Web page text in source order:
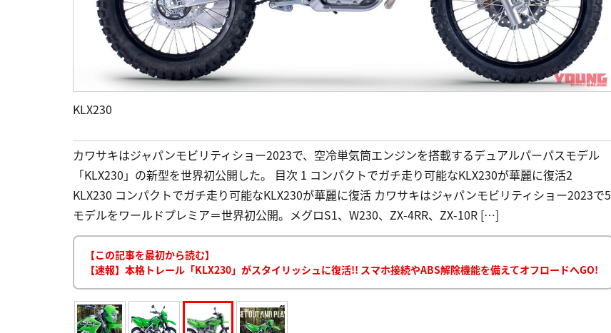
KLX230
カワサキはジャパンモビリティショー2023で、空冷単気筒エンジンを搭載するデュアルパーパスモデル
「KLX230」の新型を世界初公開した。 目次 1 コンパクトでガチ走り可能なKLX230が華麗に復活2
KLX230 コンパクトでガチ走り可能なKLX230が華麗に復活 カワサキはジャパンモビリティショー2023で5
モデルをワールドプレミア＝世界初公開。メグロS1、W230、ZX-4RR、ZX-10R […]
【この記事を最初から読む】
【速報】本格トレール「KLX230」がスタイリッシュに復活!! スマホ接続やABS解除機能を備えてオフロードへGO!